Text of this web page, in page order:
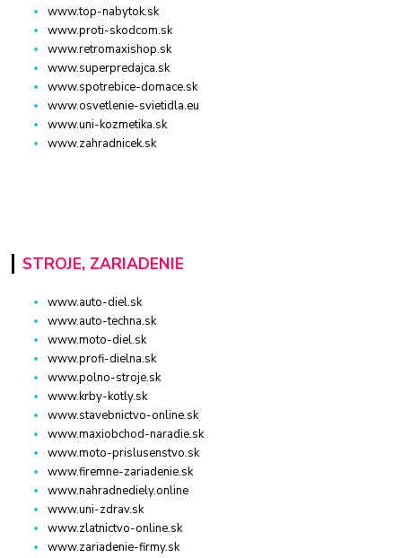
www.top-nabytok.sk
www.proti-skodcom.sk
www.retromaxishop.sk
www.superpredajca.sk
www.spotrebice-domace.sk
www.osvetlenie-svietidla.eu
www.uni-kozmetika.sk
www.zahradnicek.sk
STROJE, ZARIADENIE
www.auto-diel.sk
www.auto-techna.sk
www.moto-diel.sk
www.profi-dielna.sk
www.polno-stroje.sk
www.krby-kotly.sk
www.stavebnictvo-online.sk
www.maxiobchod-naradie.sk
www.moto-prislusenstvo.sk
www.firemne-zariadenie.sk
www.nahradnediely.online
www.uni-zdrav.sk
www.zlatnictvo-online.sk
www.zariadenie-firmy.sk